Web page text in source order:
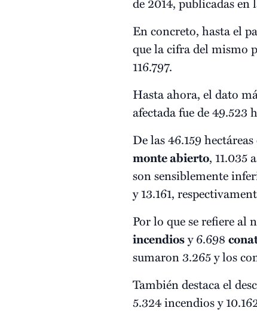
En concreto, hasta el
que la cifra del mismo
116.797.
Hasta ahora, el dato
afectada fue de 49.523
De las 46.159
monte abierto, 11.035
son sensiblemente
y 13.161,
Por lo que se refiere al
incendiosy 6.698
sumaron 3.265 y los
También destaca el
5.324 incendios y